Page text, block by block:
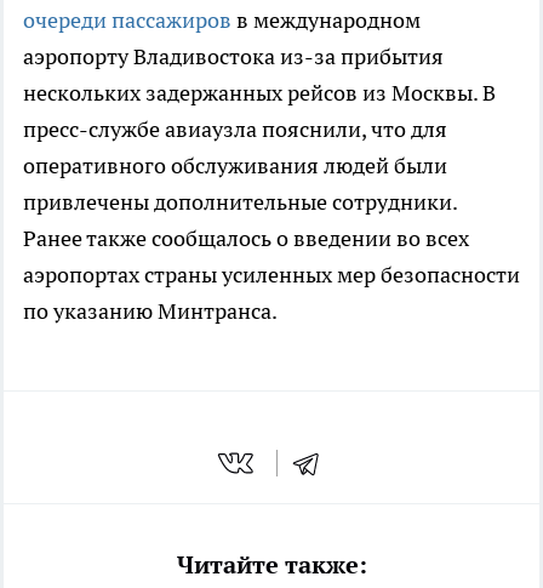
очереди пассажиров в международном
аэропорту Владивостока из-за прибытия
нескольких задержанных рейсов из Москвы. В
пресс-службе авиаузла пояснили, что для
оперативного обслуживания людей были
привлечены дополнительные сотрудники.
Ранее также сообщалось о введении во всех
аэропортах страны усиленных мер безопасности
по указанию Минтранса.
Читайте также: